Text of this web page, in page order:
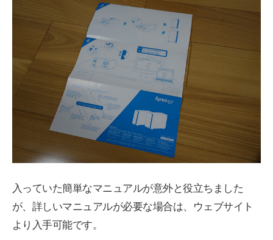
入っていた簡単なマニュアルが意外と役立ちました
が、詳しいマニュアルが必要な場合は、ウェブサイト
より入手可能です。